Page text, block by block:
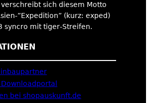
sich diesem Motto
”Expedition” (kurz: exped)
syncro mit tiger-Streifen.
bei shopauskunft.de